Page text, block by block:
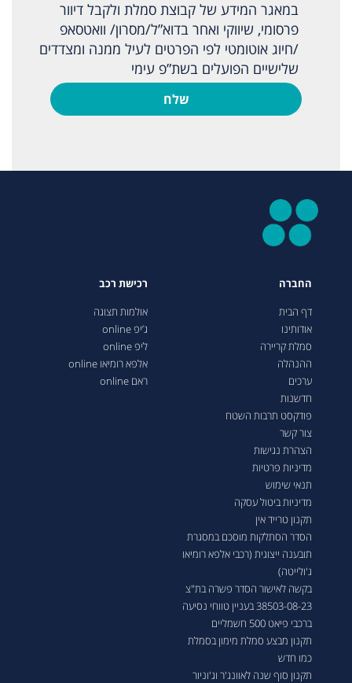
במאגר המידע של קבוצת סמלת ולקבל דיוור
פרסומי, שיווקי ואחר בדוא”ל/מסרון/ וואטסאפ
/חיוג אוטומטי לפי הפרטים לעיל ממנה ומצדדים
שלישיים הפועלים בשת”פ עימי
שלח
החברה
דף הבית
אודותינו
סמלת קריירה
ההנהלה
ערכים
חדשנות
פודקסט תרבות השטח
צור קשר
הצהרת נגישות
מדיניות פרטיות
תנאי שימוש
מדיניות ביטול עסקה
תקנון טרייד אין
הסדר הסתלקות מוסכם במסגרת
תובענה ייצוגית (רכבי אלפא רומיאו
ג'ולייטה)
בקשה לאישור הסדר פשרה בת"צ
38503-08-23 בעניין טווחי נסיעה
ברכבי פיאט 500 חשמליים
תקנון מבצע סמלת מימון בסמלת
כמו חדש
תקנון סוף שנה לאוונג'ר וג'וניור
רכישת רכב
אולמות תצוגה
ג’יפ online
ליפ online
אלפא רומיאו online
ראם online